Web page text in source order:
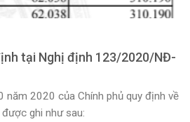
tại Nghị định 123/2020/NĐ-
2020 của Chính phủ quy định về
ghi như sau: